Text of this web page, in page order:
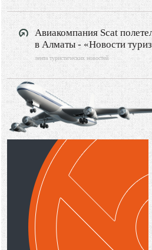
Авиакомпания Scat
в Алматы - «Новости
лента туристических новостей